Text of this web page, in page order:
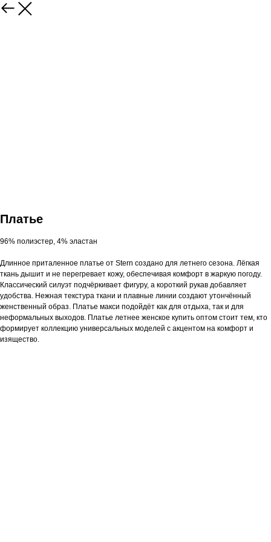
Платье
96% полиэстер, 4% эластан
Длинное приталенное платье от Stern создано для летнего сезона. Лёгкая
ткань дышит и не перегревает кожу, обеспечивая комфорт в жаркую погоду.
Классический силуэт подчёркивает фигуру, а короткий рукав добавляет
удобства. Нежная текстура ткани и плавные линии создают утончённый
женственный образ. Платье макси подойдёт как для отдыха, так и для
неформальных выходов. Платье летнее женское купить оптом стоит тем, кто
формирует коллекцию универсальных моделей с акцентом на комфорт и
изящество.